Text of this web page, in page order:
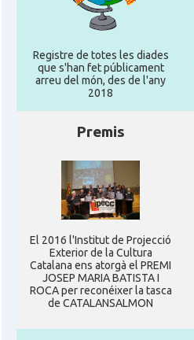
Registre de totes les diades
que s'han fet públicament
arreu del món, des de l'any
2018
Premis
El 2016 l'Institut de Projecció
Exterior de la Cultura
Catalana ens atorgà el PREMI
JOSEP MARIA BATISTA I
ROCA per reconéixer la tasca
de CATALANSALMON